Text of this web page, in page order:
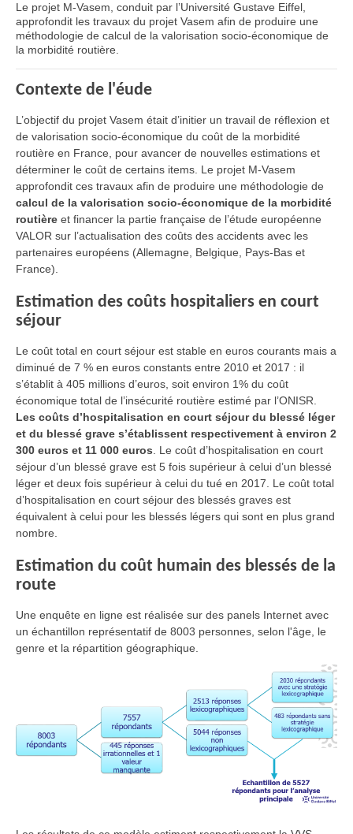
Le projet M-Vasem, conduit par l’Université Gustave Eiffel,
approfondit les travaux du projet Vasem afin de produire une
méthodologie de calcul de la valorisation socio-économique de
la morbidité routière.
Contexte de l'éude
L’objectif du projet Vasem était d’initier un travail de réflexion et
de valorisation socio-économique du coût de la morbidité
routière en France, pour avancer de nouvelles estimations et
déterminer le coût de certains items. Le projet M-Vasem
approfondit ces travaux afin de produire une méthodologie de
calcul de la valorisation socio-économique de la morbidité
routière et financer la partie française de l’étude européenne
VALOR sur l’actualisation des coûts des accidents avec les
partenaires européens (Allemagne, Belgique, Pays-Bas et
France).
Estimation des coûts hospitaliers en court
séjour
Le coût total en court séjour est stable en euros courants mais a
diminué de 7 % en euros constants entre 2010 et 2017 : il
s’établit à 405 millions d’euros, soit environ 1% du coût
économique total de l’insécurité routière estimé par l’ONISR.
Les coûts d’hospitalisation en court séjour du blessé léger
et du blessé grave s’établissent respectivement à environ 2
300 euros et 11 000 euros . Le coût d’hospitalisation en court
séjour d’un blessé grave est 5 fois supérieur à celui d’un blessé
léger et deux fois supérieur à celui du tué en 2017. Le coût total
d’hospitalisation en court séjour des blessés graves est
équivalent à celui pour les blessés légers qui sont en plus grand
nombre.
Estimation du coût humain des blessés de la
route
Une enquête en ligne est réalisée sur des panels Internet avec
un échantillon représentatif de 8003 personnes, selon l'âge, le
genre et la répartition géographique.